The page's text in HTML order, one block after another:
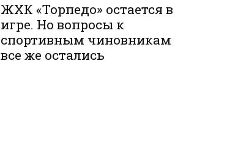
ЖХК «Торпедо» остается в
игре. Но вопросы к
спортивным чиновникам
все же остались